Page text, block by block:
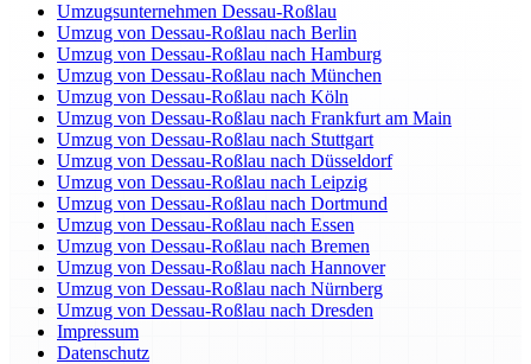
Umzugsunternehmen Dessau-Roßlau
Umzug von Dessau-Roßlau nach Berlin
Umzug von Dessau-Roßlau nach Hamburg
Umzug von Dessau-Roßlau nach München
Umzug von Dessau-Roßlau nach Köln
Umzug von Dessau-Roßlau nach Frankfurt am Main
Umzug von Dessau-Roßlau nach Stuttgart
Umzug von Dessau-Roßlau nach Düsseldorf
Umzug von Dessau-Roßlau nach Leipzig
Umzug von Dessau-Roßlau nach Dortmund
Umzug von Dessau-Roßlau nach Essen
Umzug von Dessau-Roßlau nach Bremen
Umzug von Dessau-Roßlau nach Hannover
Umzug von Dessau-Roßlau nach Nürnberg
Umzug von Dessau-Roßlau nach Dresden
Impressum
Datenschutz